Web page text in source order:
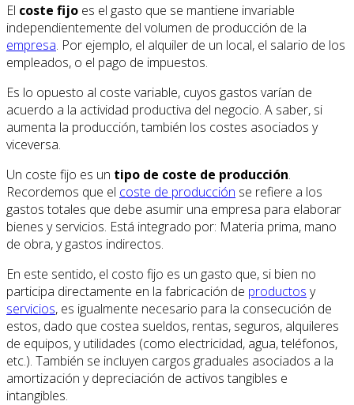
El coste fijo es el gasto que se mantiene invariable
independientemente del volumen de producción de la
empresa. Por ejemplo, el alquiler de un local, el salario de los
empleados, o el pago de impuestos.
Es lo opuesto al coste variable, cuyos gastos varían de
acuerdo a la actividad productiva del negocio. A saber, si
aumenta la producción, también los costes asociados y
viceversa.
Un coste fijo es un tipo de coste de producción.
Recordemos que el coste de producción se refiere a los
gastos totales que debe asumir una empresa para elaborar
bienes y servicios. Está integrado por: Materia prima, mano
de obra, y gastos indirectos.
En este sentido, el costo fijo es un gasto que, si bien no
participa directamente en la fabricación de productos y
servicios, es igualmente necesario para la consecución de
estos, dado que costea sueldos, rentas, seguros, alquileres
de equipos, y utilidades (como electricidad, agua, teléfonos,
etc.). También se incluyen cargos graduales asociados a la
amortización y depreciación de activos tangibles e
intangibles.